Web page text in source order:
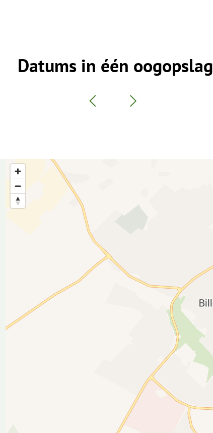
Datums in één oogopslag